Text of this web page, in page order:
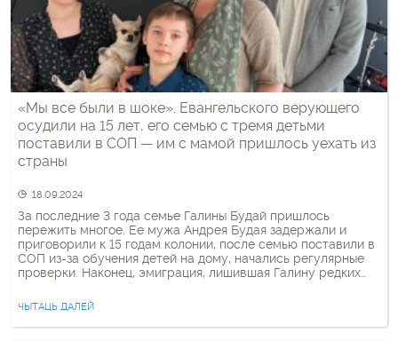
«Мы все были в шоке». Евангельского верующего
осудили на 15 лет, его семью с тремя детьми
поставили в СОП — им с мамой пришлось уехать из
страны
18.09.2024
За последние 3 года семье Галины Будай пришлось
пережить многое. Ее мужа Андрея Будая задержали и
приговорили к 15 годам колонии, после семью поставили в
СОП из-за обучения детей на дому, начались регулярные
проверки. Наконец, эмиграция, лишившая Галину редких
«Медиазона» записала историю семьи. Мы сейчас […]
ЧЫТАЦЬ ДАЛЕЙ